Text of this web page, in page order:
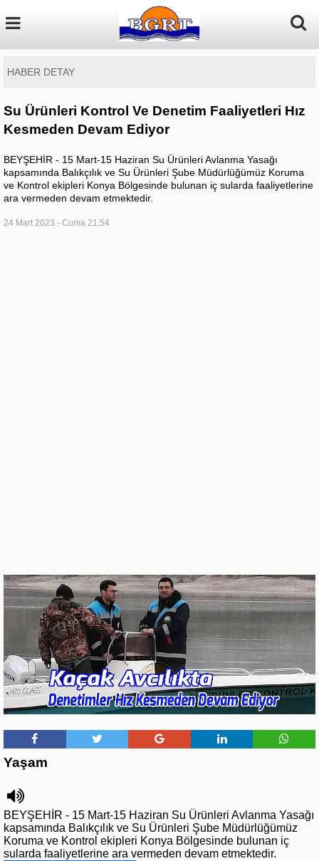
HABER DETAY
Su Ürünleri Kontrol Ve Denetim Faaliyetleri Hız
Kesmeden Devam Ediyor
BEYŞEHİR - 15 Mart-15 Haziran Su Ürünleri Avlanma Yasağı
kapsamında Balıkçılık ve Su Ürünleri Şube Müdürlüğümüz Koruma
ve Kontrol ekipleri Konya Bölgesinde bulunan iç sularda faaliyetlerine
ara vermeden devam etmektedir.
24 Mart 2023 - Cuma 21:54
Yaşam
BEYŞEHİR - 15 Mart-15 Haziran Su Ürünleri Avlanma Yasağı
kapsamında Balıkçılık ve Su Ürünleri Şube Müdürlüğümüz
Koruma ve Kontrol ekipleri Konya Bölgesinde bulunan iç
sularda faaliyetlerine ara vermeden devam etmektedir.